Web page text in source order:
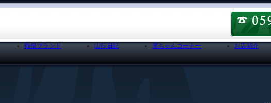
取扱ブランド 山行日記 濱ちゃんコーナー お店紹介